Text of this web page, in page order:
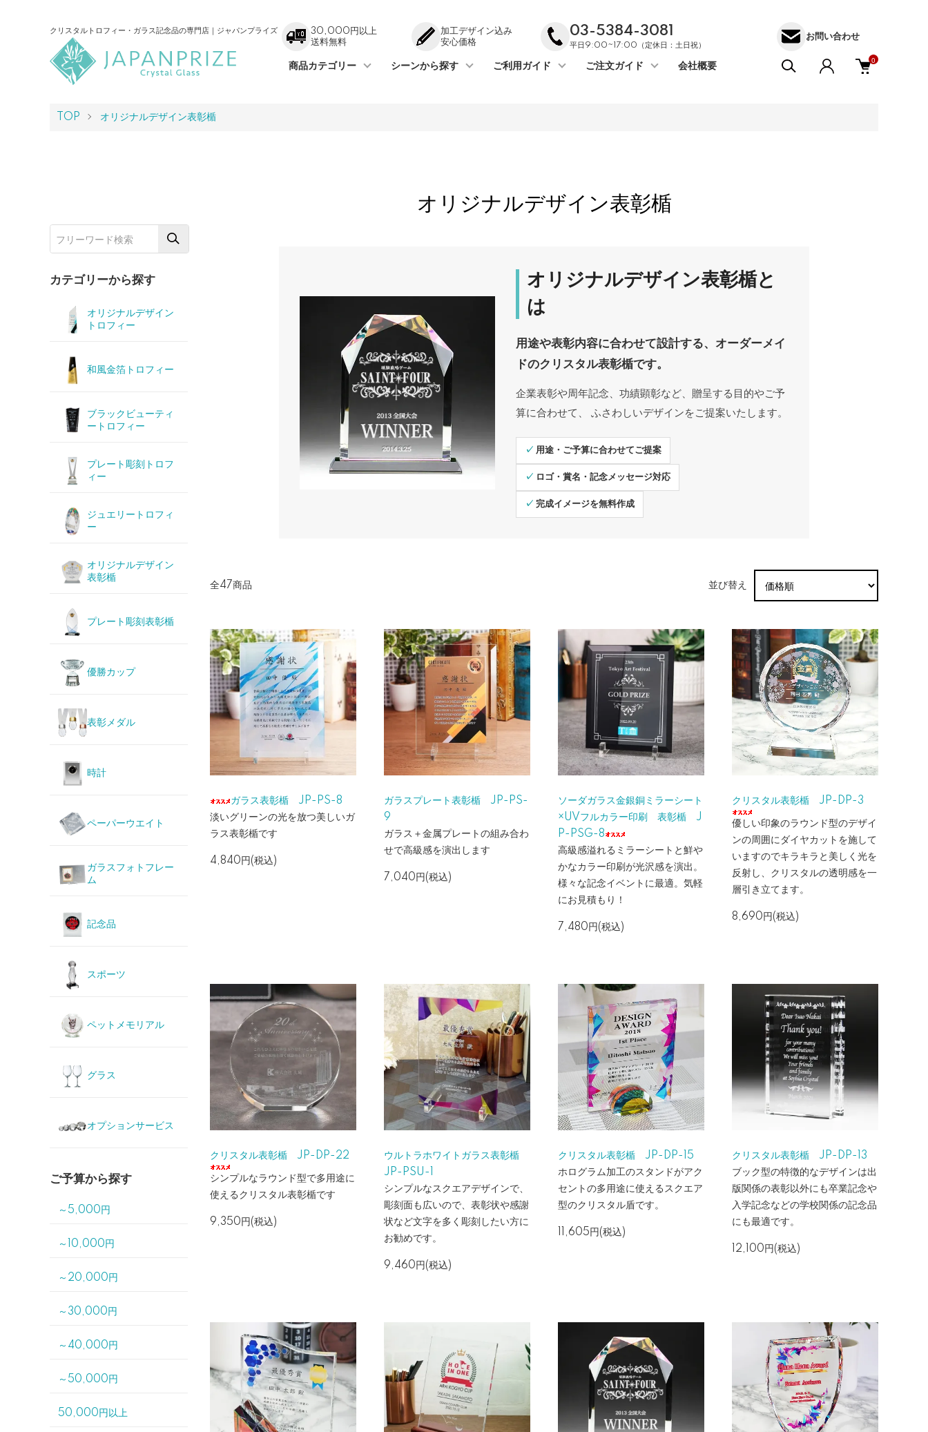
クリスタルトロフィー・ガラス記念品の専門店｜ジャパンプライズ
30,000円以上
送料無料
加工デザイン込み
安心価格
03-5384-3081
平日9:00~17:00（定休日：土日祝）
お問い合わせ
商品カテゴリー シーンから探す ご利用ガイド ご注文ガイド 会社概要
0
TOP オリジナルデザイン表彰楯
オリジナルデザイン表彰楯
オリジナルデザイン表彰楯と
は
用途や表彰内容に合わせて設計する、オーダーメイ
ドのクリスタル表彰楯です。
企業表彰や周年記念、功績顕彰など、贈呈する目的やご予
算に合わせて、 ふさわしいデザインをご提案いたします。
✓ 用途・ご予算に合わせてご提案
✓ ロゴ・賞名・記念メッセージ対応
✓ 完成イメージを無料作成
全47商品 並び替え
ガラス表彰楯 JP-PS-8
淡いグリーンの光を放つ美しいガ
ラス表彰楯です
4,840円(税込)
ガラスプレート表彰楯 JP-PS-
9
ガラス＋金属プレートの組み合わ
せで高級感を演出します
7,040円(税込)
ソーダガラス金銀銅ミラーシート
×UVフルカラー印刷 表彰楯 J
P-PSG-8
高級感溢れるミラーシートと鮮や
かなカラー印刷が光沢感を演出。
様々な記念イベントに最適。気軽
にお見積もり！
7,480円(税込)
クリスタル表彰楯 JP-DP-3
優しい印象のラウンド型のデザイ
ンの周囲にダイヤカットを施して
いますのでキラキラと美しく光を
反射し、クリスタルの透明感を一
層引き立てます。
8,690円(税込)
クリスタル表彰楯 JP-DP-22
シンプルなラウンド型で多用途に
使えるクリスタル表彰楯です
9,350円(税込)
ウルトラホワイトガラス表彰楯
JP-PSU-1
シンプルなスクエアデザインで、
彫刻面も広いので、表彰状や感謝
状など文字を多く彫刻したい方に
お勧めです。
9,460円(税込)
クリスタル表彰楯 JP-DP-15
ホログラム加工のスタンドがアク
セントの多用途に使えるスクエア
型のクリスタル盾です。
11,605円(税込)
クリスタル表彰楯 JP-DP-13
ブック型の特徴的なデザインは出
版関係の表彰以外にも卒業記念や
入学記念などの学校関係の記念品
にも最適です。
12,100円(税込)
カテゴリーから探す
オリジナルデザイン
トロフィー
和風金箔トロフィー
ブラックビューティ
ートロフィー
プレート彫刻トロフ
ィー
ジュエリートロフィ
ー
オリジナルデザイン
表彰楯
プレート彫刻表彰楯
優勝カップ
表彰メダル
時計
ペーパーウエイト
ガラスフォトフレー
ム
記念品
スポーツ
ペットメモリアル
グラス
オプションサービス
ご予算から探す
～5,000円
～10,000円
～20,000円
～30,000円
～40,000円
～50,000円
50,000円以上